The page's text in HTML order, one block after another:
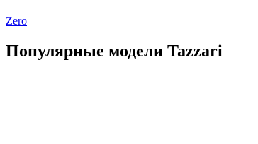
Zero
Популярные модели Tazzari